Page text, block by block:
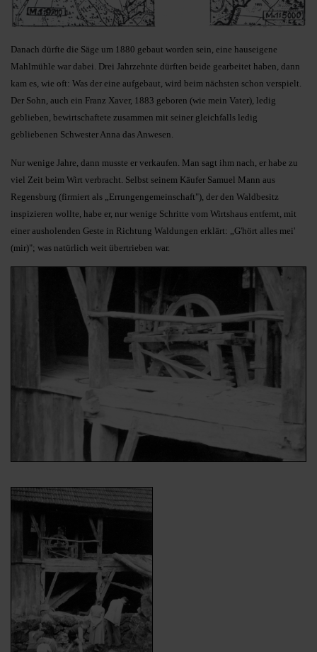
Danach dürfte die Säge um 1880 gebaut worden sein, eine hauseigene
Mahlmühle war dabei. Drei Jahrzehnte dürften beide gearbeitet haben, dann
kam es, wie oft: Was der eine aufgebaut, wird beim nächsten schon verspielt.
Der Sohn, auch ein Franz Xaver, 1883 geboren (wie mein Vater), ledig
geblieben, bewirtschaftete zusammen mit seiner gleichfalls ledig
gebliebenen Schwester Anna das Anwesen.
Nur wenige Jahre, dann musste er verkaufen. Man sagt ihm nach, er habe zu
viel Zeit beim Wirt verbracht. Selbst seinem Käufer Samuel Mann aus
Regensburg (firmiert als „Errungengemeinschaft"), der den Waldbesitz
inspizieren wollte, habe er, nur wenige Schritte vom Wirtshaus entfernt, mit
einer ausholenden Geste in Richtung Waldungen erklärt: „G'hört alles mei'
(mir)"; was natürlich weit übertrieben war.